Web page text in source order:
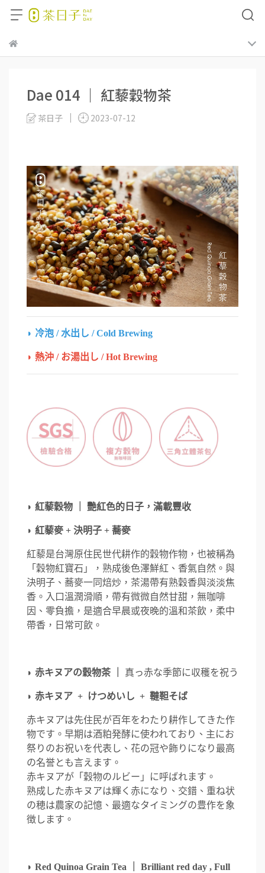
Dae 014 ｜ 紅藜穀物茶
茶日子 2023-07-12
◗ 冷泡 / 水出し / Cold Brewing
◗ 熱沖 / お湯出し / Hot Brewing
◗ 紅藜穀物 ｜ 艷紅色的日子，滿載豐收
◗ 紅藜麥 + 決明子 + 蕎麥
紅藜是台灣原住民世代耕作的穀物作物，也被稱為
「穀物紅寶石」，熟成後色澤鮮紅、香氣自然。與
決明子、蕎麥一同焙炒，茶湯帶有熟穀香與淡淡焦
香。入口溫潤滑順，帶有微微自然甘甜，無咖啡
因、零負擔，是適合早晨或夜晚的溫和茶飲，柔中
帶香，日常可飲。
◗ 赤キヌアの穀物茶 ｜ 真っ赤な季節に収穫を祝う
◗ 赤キヌア + けつめいし + 韃靼そば
赤キヌアは先住民が百年をわたり耕作してきた作
物です。早期は酒粕発酵に使われており、主にお
祭りのお祝いを代表し、花の冠や飾りになり最高
の名誉とも言えます。
赤キヌアが「穀物のルビー」に呼ばれます。
熟成した赤キヌアは輝く赤になり、交錯、重ね状
の穂は農家の記憶、最適なタイミングの豊作を象
徴します。
◗ Red Quinoa Grain Tea ｜ Brilliant red day , Full